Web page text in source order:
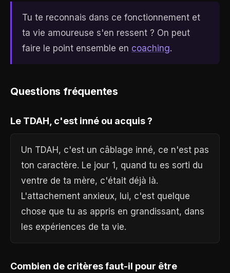
Tu te reconnais dans ce fonctionnement et
ta vie amoureuse s'en ressent ? On peut
faire le point ensemble en coaching.
Questions fréquentes
Le TDAH, c'est inné ou acquis ?
Un TDAH, c'est un câblage inné, ce n'est pas
ton caractère. Le jour 1, quand tu es sorti du
ventre de ta mère, c'était déjà là.
L'attachement anxieux, lui, c'est quelque
chose que tu as appris en grandissant, dans
les expériences de ta vie.
Combien de critères faut-il pour être